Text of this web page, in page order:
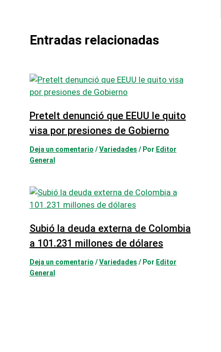
Entradas relacionadas
Pretelt denunció que EEUU le quito
visa por presiones de Gobierno
Deja un comentario /Variedades / Por Editor
General
Subió la deuda externa de Colombia
a 101.231 millones de dólares
Deja un comentario /Variedades / Por Editor
General